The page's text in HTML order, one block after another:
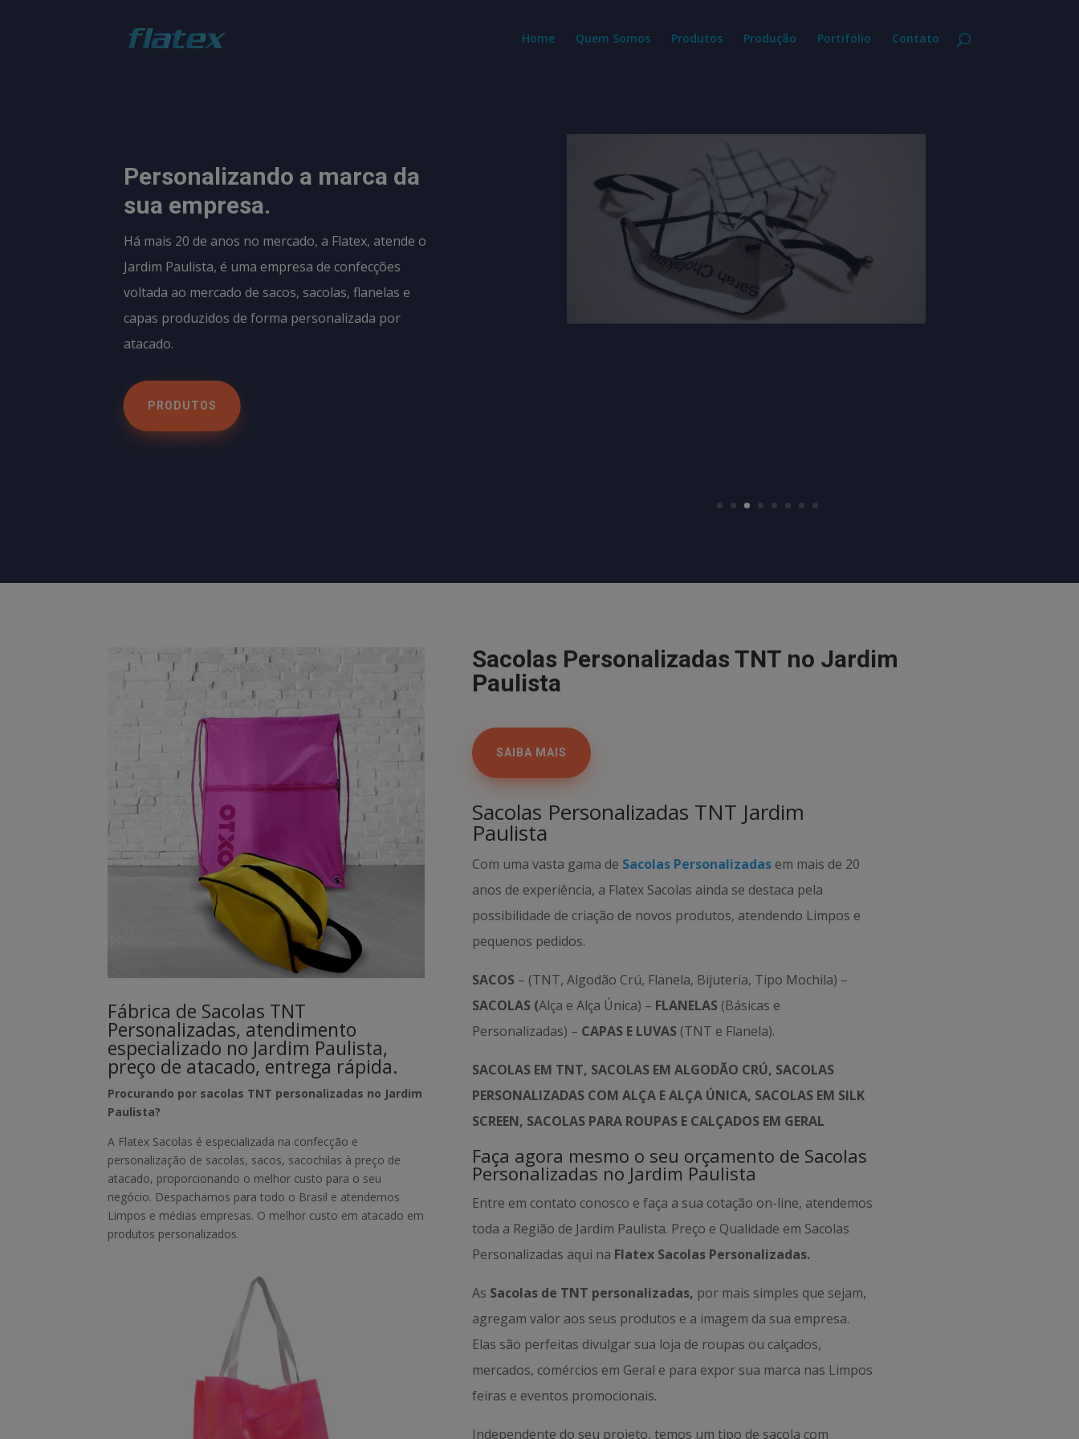
Home Quem Somos Produtos Produção Portifólio Contato
Personalizando a marca da
sua empresa.
Há mais 20 de anos no mercado, a Flatex, atende o
Jardim Paulista, é uma empresa de confecções
voltada ao mercado de sacos, sacolas, flanelas e
capas produzidos de forma personalizada por
atacado.
PRODUTOS
Fábrica de Sacolas TNT
Personalizadas, atendimento
especializado no Jardim Paulista,
preço de atacado, entrega rápida.
Procurando por sacolas TNT personalizadas no Jardim
Paulista?
A Flatex Sacolas é especializada na confecção e
personalização de sacolas, sacos, sacochilas à preço de
atacado, proporcionando o melhor custo para o seu
negócio. Despachamos para todo o Brasil e atendemos
Limpos e médias empresas. O melhor custo em atacado em
produtos personalizados.
Sacolas Personalizadas TNT no Jardim
Paulista
SAIBA MAIS
Sacolas Personalizadas TNT Jardim
Paulista
Com uma vasta gama de Sacolas Personalizadas em mais de 20
anos de experiência, a Flatex Sacolas ainda se destaca pela
possibilidade de criação de novos produtos, atendendo Limpos e
pequenos pedidos.
SACOS – (TNT, Algodão Crú, Flanela, Bijuteria, Tipo Mochila) –
SACOLAS (Alça e Alça Única) – FLANELAS (Básicas e
Personalizadas) – CAPAS E LUVAS (TNT e Flanela).
SACOLAS EM TNT, SACOLAS EM ALGODÃO CRÚ, SACOLAS
PERSONALIZADAS COM ALÇA E ALÇA ÚNICA, SACOLAS EM SILK
SCREEN, SACOLAS PARA ROUPAS E CALÇADOS EM GERAL
Faça agora mesmo o seu orçamento de Sacolas
Personalizadas no Jardim Paulista
Entre em contato conosco e faça a sua cotação on-line, atendemos
toda a Região de Jardim Paulista. Preço e Qualidade em Sacolas
Personalizadas aqui na Flatex Sacolas Personalizadas.
As Sacolas de TNT personalizadas, por mais simples que sejam,
agregam valor aos seus produtos e a imagem da sua empresa.
Elas são perfeitas divulgar sua loja de roupas ou calçados,
mercados, comércios em Geral e para expor sua marca nas Limpos
feiras e eventos promocionais.
Independente do seu projeto, temos um tipo de sacola com